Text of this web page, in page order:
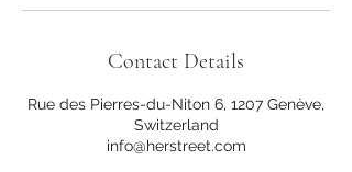
Contact Details
Rue des Pierres-du-Niton 6, 1207 Genève,
Switzerland
info@herstreet.com